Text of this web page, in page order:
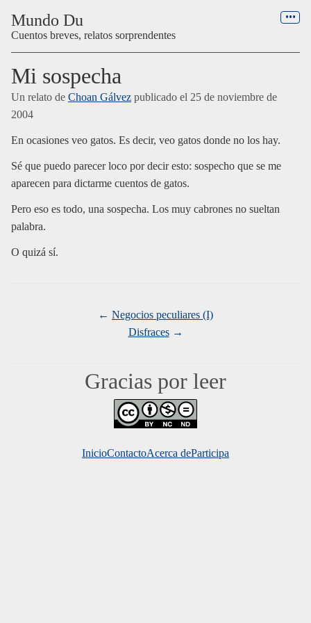
Mundo Du
Cuentos breves, relatos sorprendentes
Menú
Mi sospecha
Un relato de Choan Gálvez publicado el 25 de noviembre de
2004
En ocasiones veo gatos. Es decir, veo gatos donde no los hay.
Sé que puedo parecer loco por decir esto: sospecho que se me
aparecen para dictarme cuentos de gatos.
Pero eso es todo, una sospecha. Los muy cabrones no sueltan
palabra.
O quizá sí.
Negocios peculiares (I)
Disfraces
Gracias por leer
InicioContactoAcerca deMundo Du
Participa